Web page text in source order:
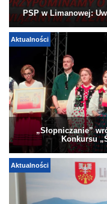
PSP w Limanowej:
Aktualności
„Słopniczanie”
Konkursu
Aktualności